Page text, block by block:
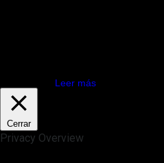
Leer más
Cerrar
Privacy Overview